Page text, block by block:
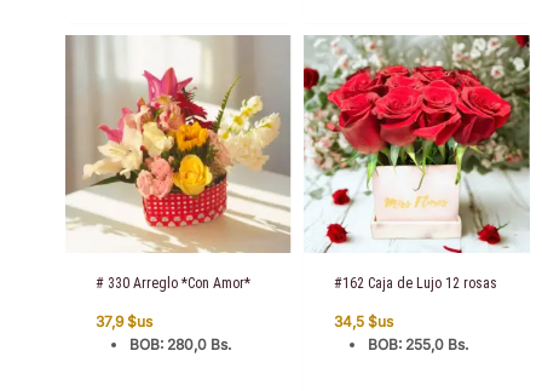
# 330 Arreglo *Con Amor*
37,9$us
BOB: 280,0 Bs.
#162 Caja de Lujo 12 rosas
34,5$us
BOB: 255,0 Bs.